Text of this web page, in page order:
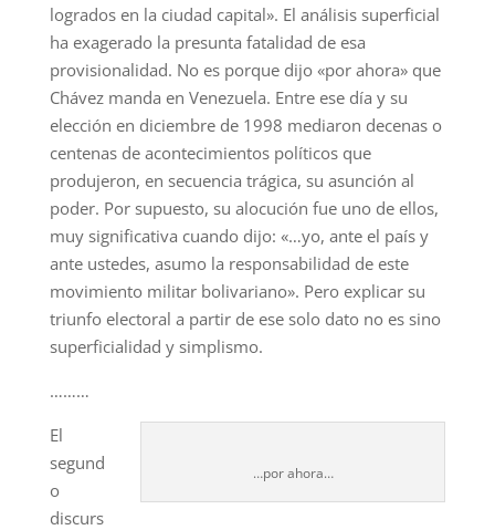
logrados en la ciudad capital». El análisis superficial
ha exagerado la presunta fatalidad de esa
provisionalidad. No es porque dijo «por ahora» que
Chávez manda en Venezuela. Entre ese día y su
elección en diciembre de 1998 mediaron decenas o
centenas de acontecimientos políticos que
produjeron, en secuencia trágica, su asunción al
poder. Por supuesto, su alocución fue uno de ellos,
muy significativa cuando dijo: «…yo, ante el país y
ante ustedes, asumo la responsabilidad de este
movimiento militar bolivariano». Pero explicar su
triunfo electoral a partir de ese solo dato no es sino
superficialidad y simplismo.
………
…por ahora…
El
segund
o
discurs